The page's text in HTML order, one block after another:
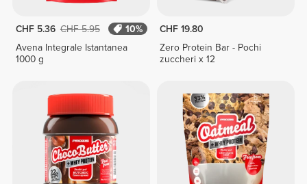
CHF 5.36 CHF 5.95
10%
Avena Integrale Istantanea
1000 g
CHF 19.80
Zero Protein Bar - Pochi
zuccheri x 12